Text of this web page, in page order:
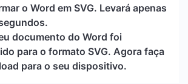
o Word em SVG. Levará apenas
documento do Word foi
para o formato SVG. Agora faça
para o seu dispositivo.